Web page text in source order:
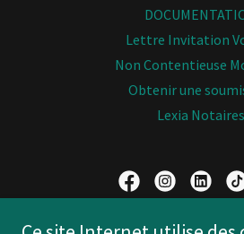
Lettre Invitation
Non Contentieuse
Obtenir une
Lexia Notaires
Lexia notaires &